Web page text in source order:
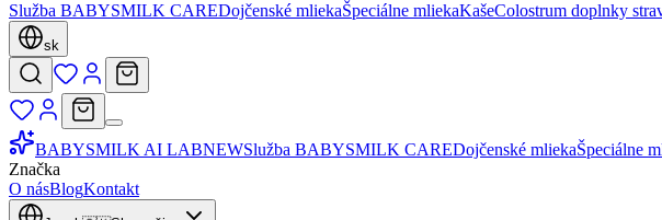
Služba BABYSMILK CAREDojčenské mliekaŠpeciálne mliekaKašeColostrum doplnky
sk
BABYSMILK AI LABNEWSlužba BABYSMILK CAREDojčenské mliekaŠpeciálne
Značka
O násBlogKontakt